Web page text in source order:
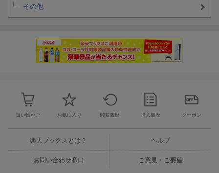
その他
買い物かご お気に入り 閲覧履歴 購入履歴 クーポン
楽天ブックスとは？ ヘルプ
お問い合わせ窓口 ご意見・ご要望